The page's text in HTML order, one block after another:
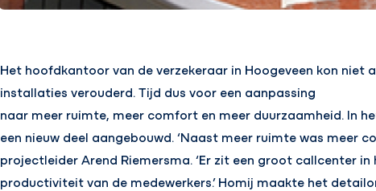
Het hoofdkantoor van de verzekeraar in Hoogeveen kon niet
installaties verouderd. Tijd dus voor een aanpassing
naar meer ruimte, meer comfort en meer duurzaamheid. In
een nieuw deel aangebouwd. ‘Naast meer ruimte was meer
projectleider Arend Riemersma. ‘Er zit een groot callcenter
productiviteit van de medewerkers.’ Homij maakte het